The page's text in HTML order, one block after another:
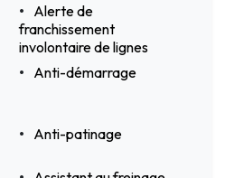
Alerte de
franchissement
involontaire de lignes
Anti-démarrage
Anti-patinage